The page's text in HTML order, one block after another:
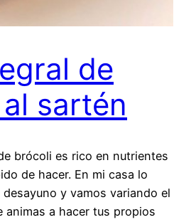
de
sartén
brócoli es rico en nutrientes
de hacer. En mi casa lo
y vamos variando el
animas a hacer tus propios